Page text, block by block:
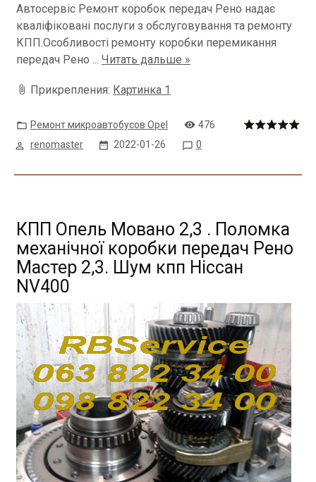
Автосервіс Ремонт коробок передач Рено надає
кваліфіковані послуги з обслуговування та ремонту
КПП.Особливості ремонту коробки перемикання
передач Рено ... Читать дальше »
Прикрепления: Картинка 1
Ремонт микроавтобусов Opel
476
renomaster
2022-01-26 0
КПП Опель Мовано 2,3 . Поломка
механічної коробки передач Рено
Мастер 2,3. Шум кпп Ніссан
NV400